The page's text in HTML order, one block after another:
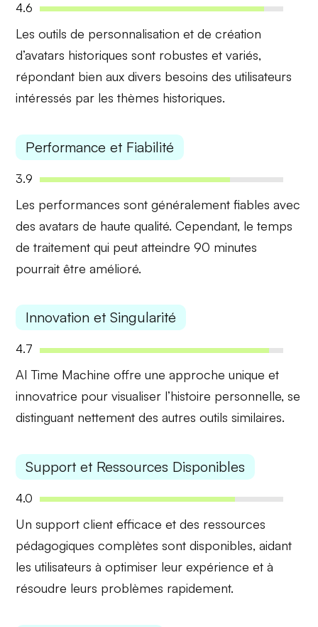
4.6
Les outils de personnalisation et de création
d’avatars historiques sont robustes et variés,
répondant bien aux divers besoins des utilisateurs
intéressés par les thèmes historiques.
Performance et Fiabilité
3.9
Les performances sont généralementfiables avec
des avatars de haute qualité. Cependant, letemps
de traitement qui peut atteindre 90 minutes
pourrait être amélioré.
Innovation et Singularité
4.7
AI Time Machine offre une approche unique et
innovatrice pour visualiser l’histoire personnelle, se
distinguant nettement des autres outils similaires.
Support et Ressources Disponibles
4.0
Un support client efficace et des ressources
pédagogiques complètes sont disponibles, aidant
les utilisateurs à optimiser leur expérience et à
résoudre leurs problèmes rapidement.